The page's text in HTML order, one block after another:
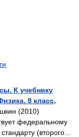
К учебнику
8 класс,
(2010)
федеральному
(второго…